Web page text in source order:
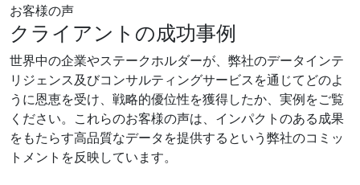
お客様の声
クライアントの成功事例
世界中の企業やステークホルダーが、弊社のデータインテ
リジェンス及びコンサルティングサービスを通じてどのよ
うに恩恵を受け、戦略的優位性を獲得したか、実例をご覧
ください。これらのお客様の声は、インパクトのある成果
をもたらす高品質なデータを提供するという弊社のコミッ
トメントを反映しています。